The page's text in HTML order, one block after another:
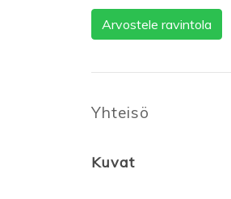
Arvostele ravintola
Yhteisö
Kuvat